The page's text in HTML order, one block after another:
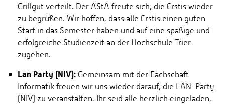
Grillgut verteilt. Der AStA freute sich, die Erstis wieder
zu begrüßen. Wir hoffen, dass alle Erstis einen guten
Start in das Semester haben und auf eine spaßige und
erfolgreiche Studienzeit an der Hochschule Trier
zugehen.
Lan Party (NIV): Gemeinsam mit der Fachschaft
Informatik freuen wir uns wieder darauf, die LAN-Party
(NIV) zu veranstalten. Ihr seid alle herzlich eingeladen,